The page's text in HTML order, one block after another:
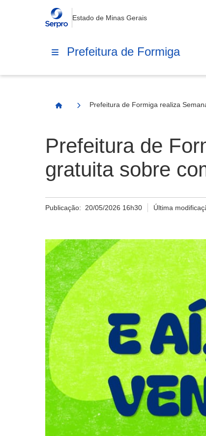
Estado de Minas Gerais
Prefeitura de Formiga
Página Inicial
Prefeitura de Formiga realiza
Prefeitura de
gratuita sobre
Publicação: 20/05/2026 16h30 Última